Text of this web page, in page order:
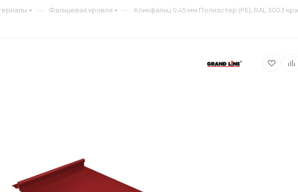
— Фальцевая кровля — Кликфальц 0,45 мм Полиэстер (РЕ), RAL 3003